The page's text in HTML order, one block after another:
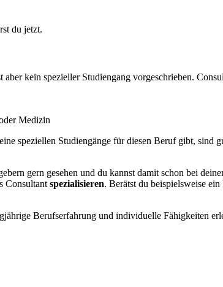
du jetzt.
aber kein spezieller Studiengang vorgeschrieben.
Medizin
speziellen Studiengänge für diesen Beruf gibt, sind
gern gesehen und du kannst damit schon bei
Consultant spezialisieren. Berätst du beispielsweise
Berufserfahrung und individuelle Fähigkeiten